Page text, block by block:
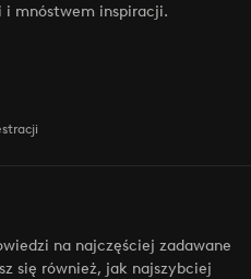
mnóstwem inspiracji.
na najczęściej zadawane
się również, jak najszybciej